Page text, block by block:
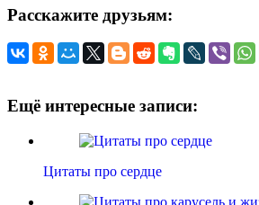
Расскажите друзьям:
Ещё интересные записи:
Цитаты про сердце